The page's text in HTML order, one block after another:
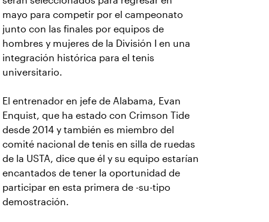
mayo para competir por el campeonato
junto con las finales por equipos de
hombres y mujeres de la División I en una
integración histórica para el tenis
universitario.
El entrenador en jefe de Alabama, Evan
Enquist, que ha estado con Crimson Tide
desde 2014 y también es miembro del
comité nacional de tenis en silla de ruedas
de la USTA, dice que él y su equipo estarían
encantados de tener la oportunidad de
participar en esta primera de -su-tipo
demostración.